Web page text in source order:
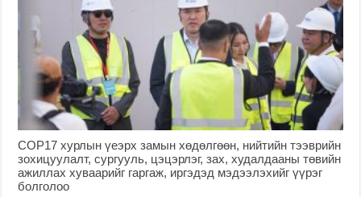
COP17 хурлын үеэрх замын хөдөлгөөн, нийтийн тээврийн
зохицуулалт, сургууль, цэцэрлэг, зах, худалдааны төвийн
ажиллах хуваарийг гаргаж, иргэдэд мэдээлэхийг үүрэг
болголоо